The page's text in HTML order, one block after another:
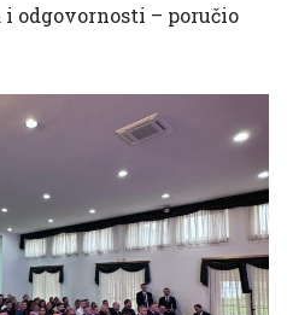
odgovornosti – poručio